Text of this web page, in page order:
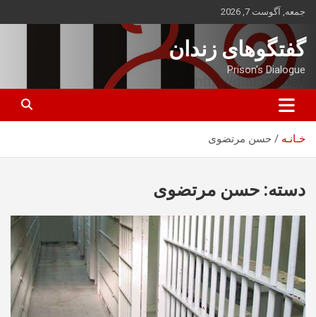
بروید
جمعه, آگوست 7, 2026
گفتگوهای زندان
Prison's Dialogue
خـانـه حسن مرتضوی
دسته: حسن مرتضوی